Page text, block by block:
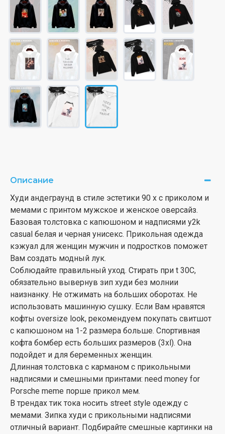
Описание
Худи андеграунд в стиле эстетики 90 х с приколом и
мемами с принтом мужское и женское оверсайз.
Базовая толстовка с капюшоном и надписями y2k
casual белая и черная унисекс. Прикольная одежда
кэжуал для женщин мужчин и подростков поможет
Вам создать модный лук.
Соблюдайте правильный уход. Стирать при t 30С,
обязательно вывернув зип худи без молнии
наизнанку. Не отжимать на больших оборотах. Не
использовать машинную сушку. Если Вам нравятся
кофты oversize look, рекомендуем покупать свитшот
с капюшоном на 1-2 размера больше. Спортивная
кофта бомбер есть больших размеров (3xl). Она
подойдет и для беременных женщин.
Длинная толстовка с карманом с прикольными
надписями и смешными принтами: need money for
Porsche meme порше прикол мем.
В трендах тик тока носить street style одежду с
мемами. Зипка худи с прикольными надписями
отличный вариант. Подбирайте смешные картинки на